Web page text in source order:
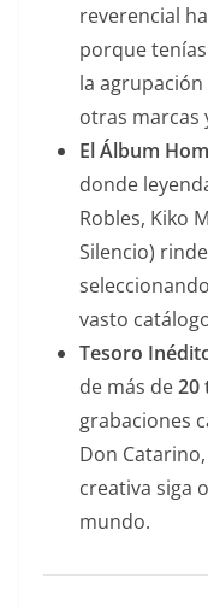
reverencial
porque
la
otras marcas
El Álbum
donde
Robles, Kiko
Silencio)
vasto
Tesoro
de más de20
grabaciones
Don
creativa siga
mundo.